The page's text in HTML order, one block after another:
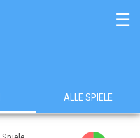
☰
ALLE SPIELE